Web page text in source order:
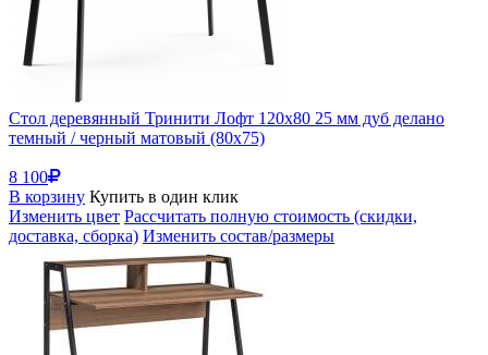
Стол деревянный Тринити Лофт 120х80 25 мм дуб делано
темный / черный матовый (80x75)
8 100
В корзину Купить в один клик
Изменить цвет Рассчитать полную стоимость (скидки,
доставка, сборка) Изменить состав/размеры